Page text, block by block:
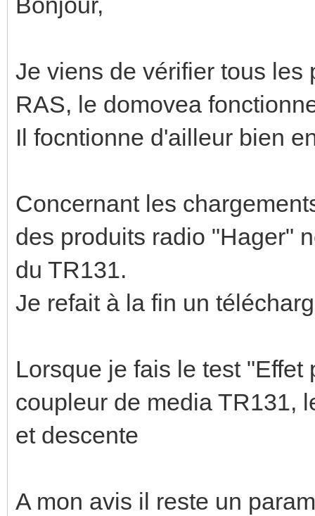
Je viens de vérifier tous les
RAS, le domovea
Il focntionne d'ailleur bien
Concernant les
des produits radio "Hager"
du TR131.
Je refait à la fin un
Lorsque je fais le test
coupleur de media TR131,
et descente
A mon avis il reste un